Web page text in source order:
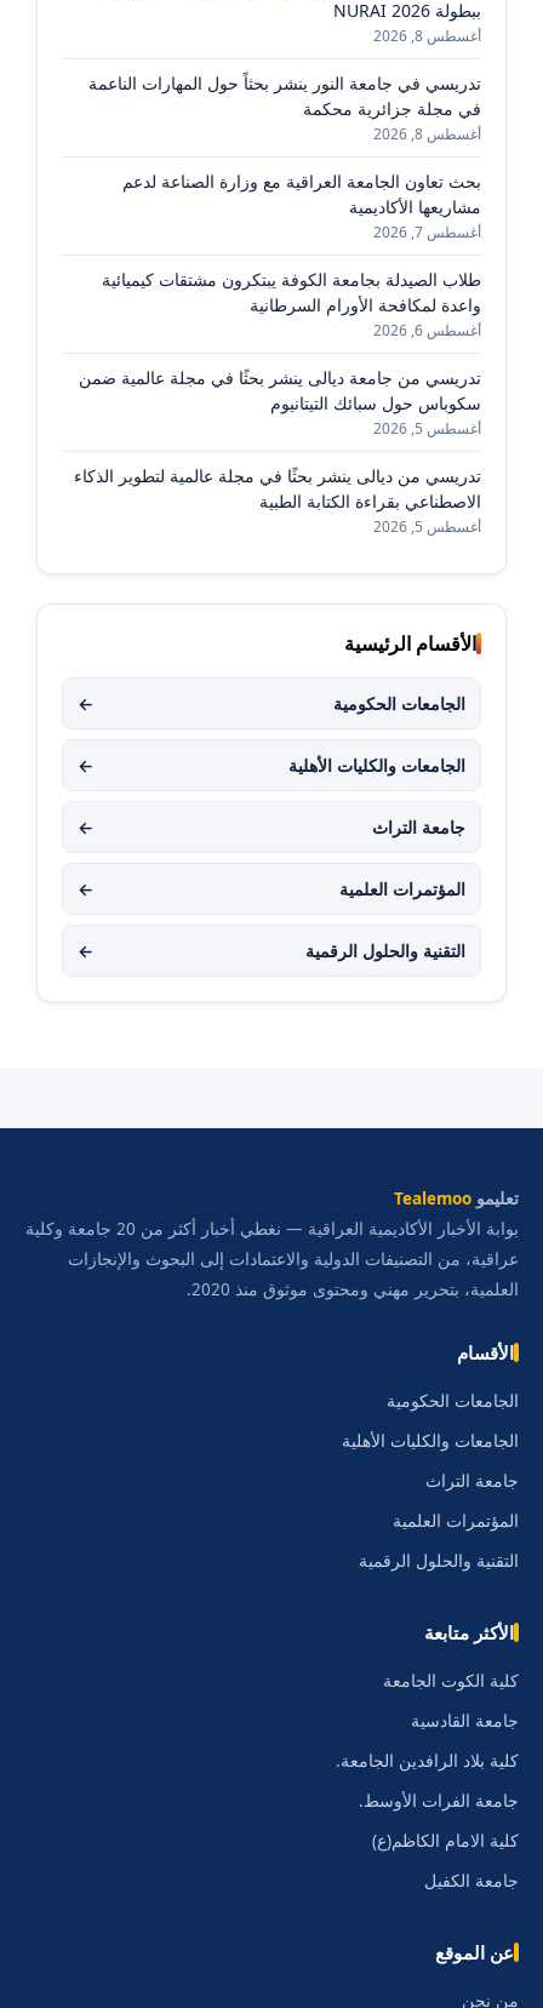
ببطولة NURAI 2026
أغسطس 8, 2026
تدريسي في جامعة النور ينشر بحثاً حول المهارات الناعمة
في مجلة جزائرية محكمة
أغسطس 8, 2026
بحث تعاون الجامعة العراقية مع وزارة الصناعة لدعم
مشاريعها الأكاديمية
أغسطس 7, 2026
طلاب الصيدلة بجامعة الكوفة يبتكرون مشتقات كيميائية
واعدة لمكافحة الأورام السرطانية
أغسطس 6, 2026
تدريسي من جامعة ديالى ينشر بحثًا في مجلة عالمية ضمن
سكوباس حول سبائك التيتانيوم
أغسطس 5, 2026
تدريسي من ديالى ينشر بحثًا في مجلة عالمية لتطوير الذكاء
الاصطناعي بقراءة الكتابة الطبية
أغسطس 5, 2026
الأقسام الرئيسية
الجامعات الحكومية ←
الجامعات والكليات الأهلية ←
جامعة التراث ←
المؤتمرات العلمية ←
التقنية والحلول الرقمية ←
تعليمو Tealemoo
بوابة الأخبار الأكاديمية العراقية — نغطي أخبار أكثر من 20 جامعة وكلية
عراقية، من التصنيفات الدولية والاعتمادات إلى البحوث والإنجازات
العلمية، بتحرير مهني ومحتوى موثوق منذ 2020.
الأقسام
الجامعات الحكومية
الجامعات والكليات الأهلية
جامعة التراث
المؤتمرات العلمية
التقنية والحلول الرقمية
الأكثر متابعة
كلية الكوت الجامعة
جامعة القادسية
كلية بلاد الرافدين الجامعة.
جامعة الفرات الأوسط.
كلية الامام الكاظم(ع)
جامعة الكفيل
عن الموقع
من نحن